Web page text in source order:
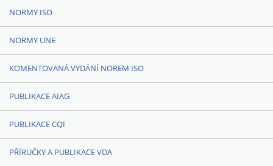
NORMY ISO
NORMY UNE
KOMENTOVANÁ VYDÁNÍ NOREM ISO
PUBLIKACE AIAG
PUBLIKACE CQI
PŘÍRUČKY A PUBLIKACE VDA